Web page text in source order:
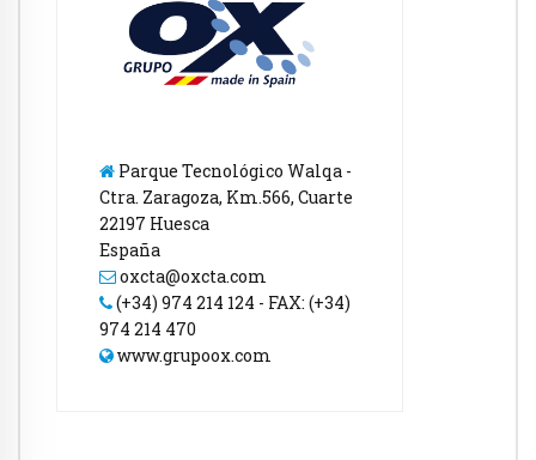
Parque Tecnológico Walqa -
Ctra. Zaragoza, Km.566, Cuarte
22197 Huesca
España
oxcta@oxcta.com
(+34) 974 214 124 - FAX: (+34)
974 214 470
www.grupoox.com